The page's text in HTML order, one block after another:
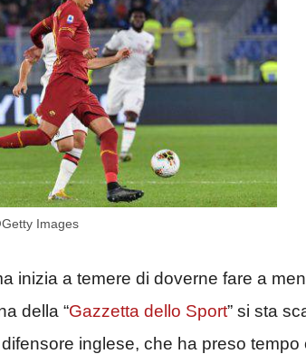
Images
inizia a temere di doverne fare a
della “Gazzetta dello Sport” si sta
inglese, che ha preso tempo